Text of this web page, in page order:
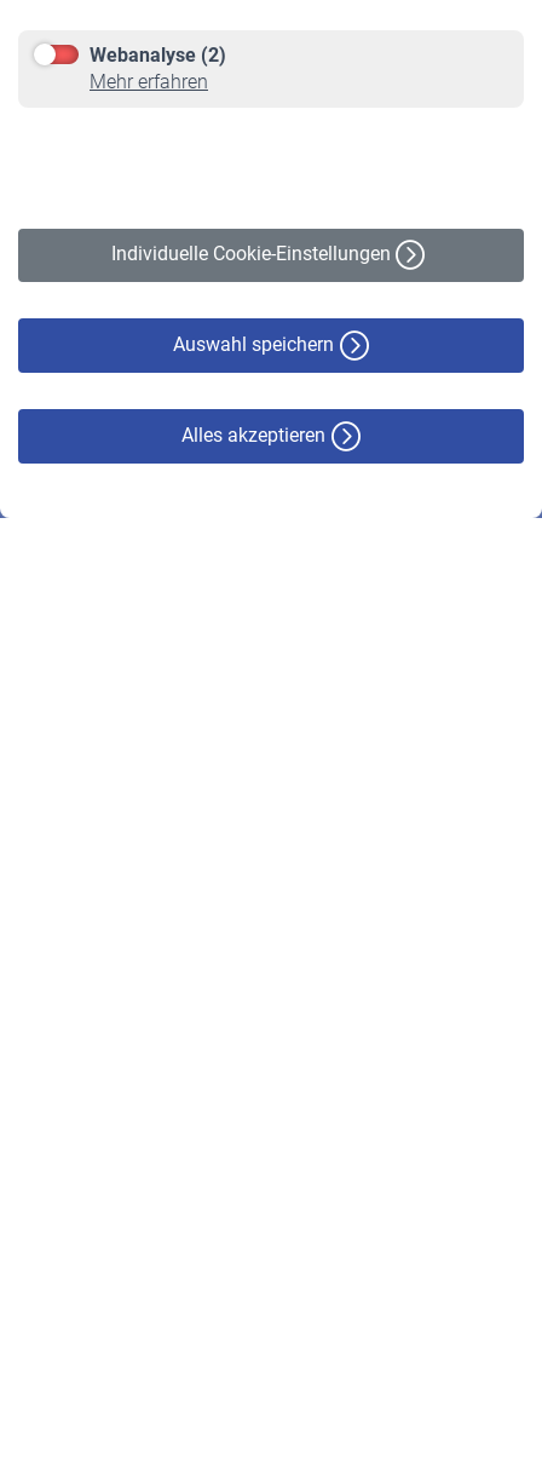
Webanalyse (2)
Mehr erfahren
Individuelle Cookie-Einstellungen
Auswahl speichern
Alles akzeptieren
Online-Rechner
VBLnewsletter
Erklärung zur Barrierefreiheit
© VBL 2026